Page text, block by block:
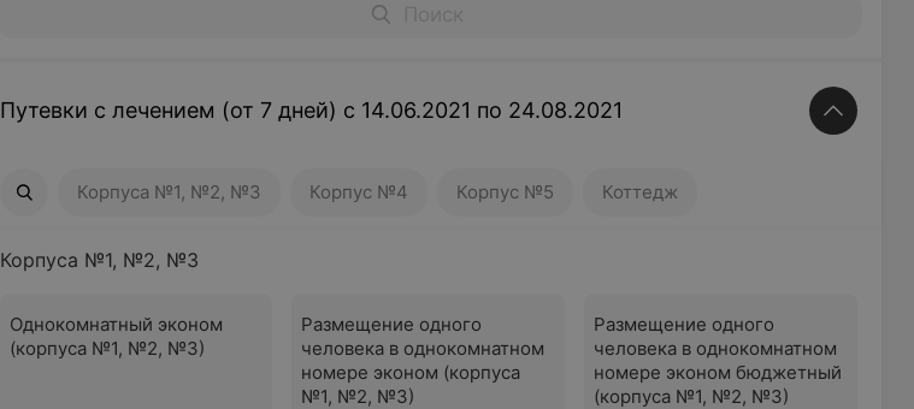
Путевки с лечением (от 7 дней) с 14.06.2021 по 24.08.2021
Корпуса №1, №2, №3 Корпус №4 Корпус №5 Коттедж
Корпуса №1, №2, №3 Корпус №4 Корпус №5 Коттедж
Корпуса №1, №2, №3
Однокомнатный эконом
(корпуса №1, №2, №3)
Размещение одного
человека в однокомнатном
номере эконом (корпуса
№1, №2, №3)
Размещение одного
человека в однокомнатном
номере эконом бюджетный
(корпуса №1, №2, №3)